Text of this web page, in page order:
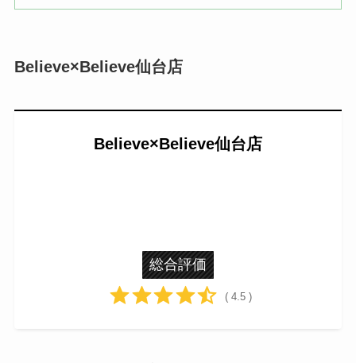
Believe×Believe仙台店
Believe×Believe仙台店
総合評価
( 4.5 )